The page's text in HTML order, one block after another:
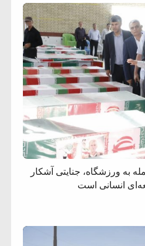
به ورزشگاه، جنایتی آشکار
انسانی است